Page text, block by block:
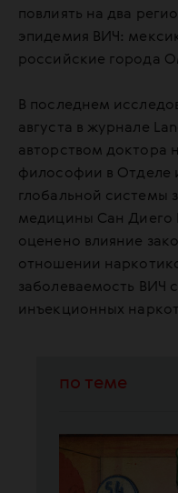
повлиять на два
эпидемия ВИЧ:
российские города
В последнем
августа в журнале
авторством доктора
философии в Отделе
глобальной системы
медицины Сан
оценено влияние
отношении
заболеваемость ВИЧ
инъекционных
по теме